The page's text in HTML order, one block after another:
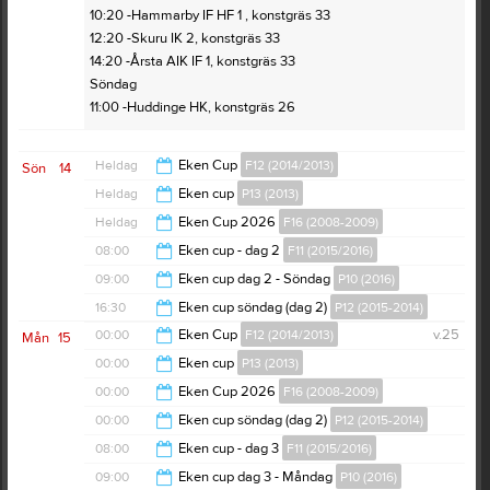
10:20 -Hammarby IF HF 1 , konstgräs 33
12:20 -Skuru IK 2, konstgräs 33
14:20 -Årsta AIK IF 1, konstgräs 33
Söndag
11:00 -Huddinge HK, konstgräs 26
14
Sön Heldag Eken Cup F12 (2014/2013)
Heldag
Eken cup P13 (2013)
Heldag
Eken Cup 2026 F16 (2008-2009)
08:00
Eken cup - dag 2 F11 (2015/2016)
20:00
09:00 Eken cup dag 2 - Söndag P10 (2016)
17:00
16:30 Eken cup söndag (dag 2) P12 (2015-2014)
00:00
15
Mån v.25
00:00 Eken Cup F12 (2014/2013)
19:00
00:00 Eken cup P13 (2013)
16:00
00:00 Eken Cup 2026 F16 (2008-2009)
22:00
00:00 Eken cup söndag (dag 2) P12 (2015-2014)
20:20
08:00 Eken cup - dag 3 F11 (2015/2016)
09:00 Eken cup dag 3 - Måndag P10 (2016)